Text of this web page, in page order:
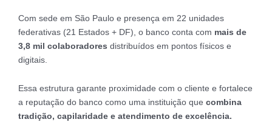
Com sede em São Paulo e presença em 22 unidades
federativas (21 Estados + DF), o banco conta com mais de
3,8 mil colaboradores distribuídos em pontos físicos e
digitais.
Essa estrutura garante proximidade com o cliente e fortalece
a reputação do banco como uma instituição que combina
tradição, capilaridade e atendimento de excelência.